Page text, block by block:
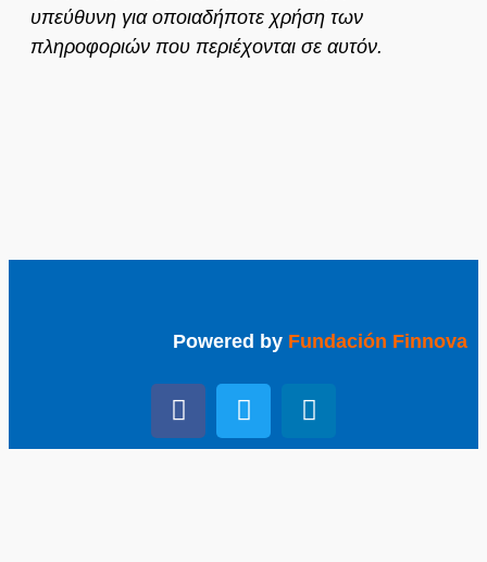
υπεύθυνη για οποιαδήποτε χρήση των
πληροφοριών που περιέχονται σε αυτόν.
Powered by Fundación Finnova